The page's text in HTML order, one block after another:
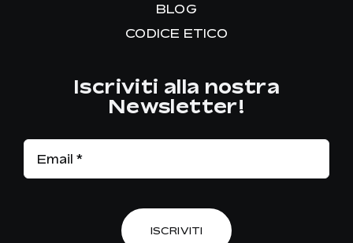
BLOG
CODICE ETICO
Iscriviti alla nostra
Newsletter!
ISCRIVITI